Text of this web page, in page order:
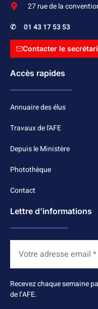
27 rue de la
✆ 01 43 17 53 53
Contacter le
Accès rapides
Annuaire des élus
Travaux de l'AFE
Depuis le Ministère
Photothèque
Contact
Lettre d'informations
Recevez chaque semaine
de l’AFE.